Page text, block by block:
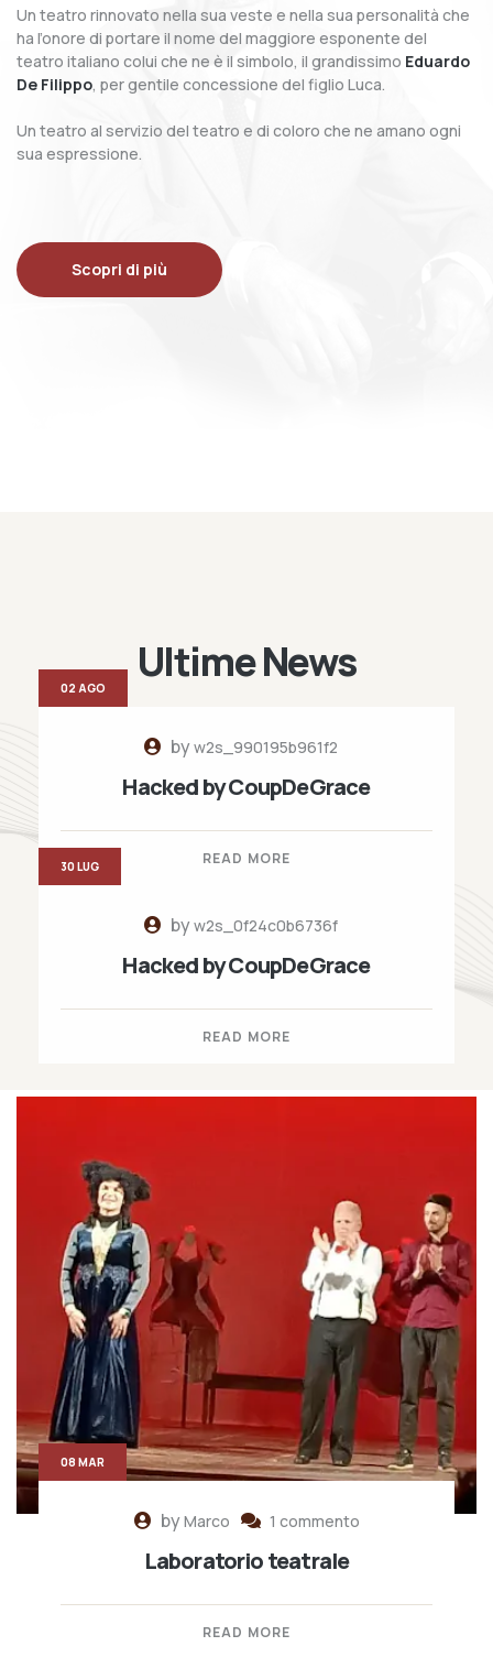
Un teatro rinnovato nella sua veste e nella sua personalità che
ha l’onore di portare il nome del maggiore esponente del
teatro italiano colui che ne è il simbolo, il grandissimo Eduardo
De Filippo, per gentile concessione del figlio Luca.
Un teatro al servizio del teatro e di coloro che ne amano ogni
sua espressione.
Scopri di più
Ultime News
byw2s_990195b961f2
Hacked by CoupDeGrace
READ MORE
02 AGO
byw2s_0f24c0b6736f
Hacked by CoupDeGrace
READ MORE
30 LUG
byMarco 1 commento
Laboratorio teatrale
READ MORE
08 MAR